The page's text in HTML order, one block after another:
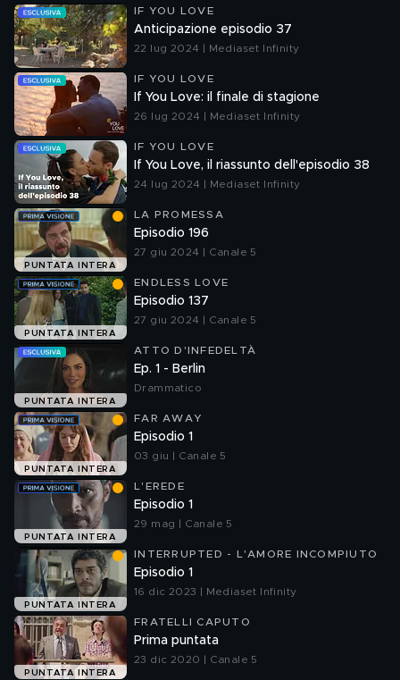
IF YOU LOVE
Anticipazione episodio 37
22 lug 2024 | Mediaset Infinity
IF YOU LOVE
If You Love: il finale di stagione
26 lug 2024 | Mediaset Infinity
IF YOU LOVE
If You Love, il riassunto dell'episodio 38
24 lug 2024 | Mediaset Infinity
PUNTATA INTERA
LA PROMESSA
Episodio 196
27 giu 2024 | Canale 5
PUNTATA INTERA
ENDLESS LOVE
Episodio 137
27 giu 2024 | Canale 5
PUNTATA INTERA
ATTO D'INFEDELTÀ
Ep. 1 - Berlin
Drammatico
PUNTATA INTERA
FAR AWAY
Episodio 1
03 giu | Canale 5
PUNTATA INTERA
L'EREDE
Episodio 1
29 mag | Canale 5
PUNTATA INTERA
INTERRUPTED - L'AMORE INCOMPIUTO
Episodio 1
16 dic 2023 | Mediaset Infinity
PUNTATA INTERA
FRATELLI CAPUTO
Prima puntata
23 dic 2020 | Canale 5